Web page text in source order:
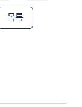
목록